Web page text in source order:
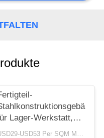
Lager-Werkstatt,
USD29-USD53 Per SQM MOQ:500 Quadratmeter